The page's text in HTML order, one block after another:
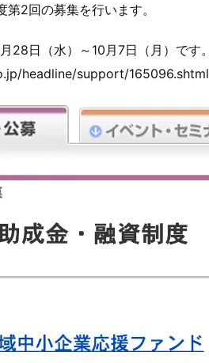
2回の募集を行います。
28日（水）～10月7日（月）です。
headline/support/165096.shtml